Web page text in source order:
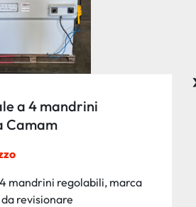
a 4 mandrini
Camam
mandrini regolabili, marca
revisionare